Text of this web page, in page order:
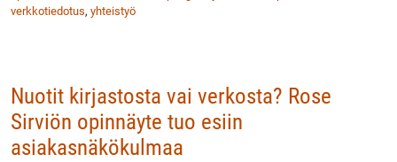
verkkotiedotus, yhteistyö
Nuotit kirjastosta vai verkosta? Rose
Sirviön opinnäyte tuo esiin
asiakasnäkökulmaa